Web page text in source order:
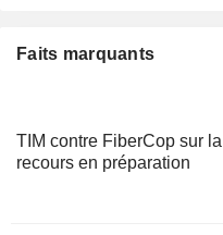
Faits marquants
TIM contre FiberCop sur
recours en préparation